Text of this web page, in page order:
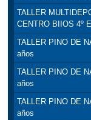
TALLER
CENTRO BIIOS 4º
TALLER PINO DE
años
TALLER PINO DE
años
TALLER PINO DE
años